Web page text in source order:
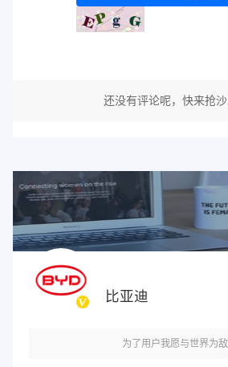
还没有评论呢，快来抢沙
比亚迪
为了用户我愿与世界为敌